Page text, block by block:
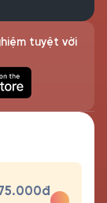
tuyệt vời